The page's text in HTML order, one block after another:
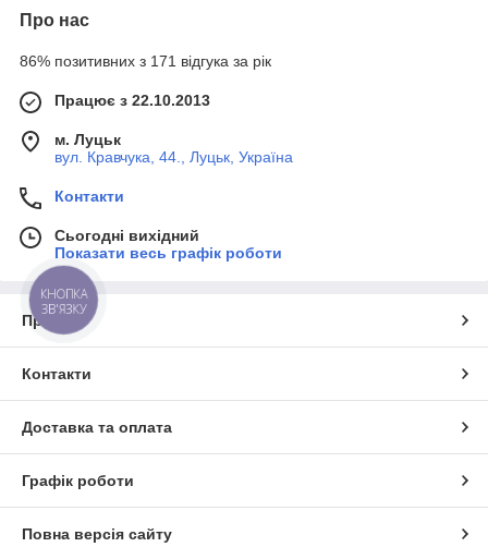
Про нас
86% позитивних з 171 відгука за рік
Працює з 22.10.2013
м. Луцьк
вул. Кравчука, 44., Луцьк, Україна
Контакти
Сьогодні вихідний
Показати весь графік роботи
Про нас
Контакти
Доставка та оплата
Графік роботи
Повна версія сайту
КНОПКА
ЗВ'ЯЗКУ